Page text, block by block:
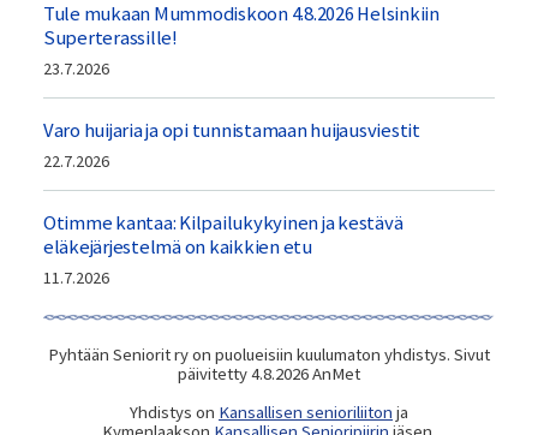
Tule mukaan Mummodiskoon 4.8.2026 Helsinkiin
Superterassille!
23.7.2026
Varo huijaria ja opi tunnistamaan huijausviestit
22.7.2026
Otimme kantaa: Kilpailukykyinen ja kestävä
eläkejärjestelmä on kaikkien etu
11.7.2026
Pyhtään Seniorit ry on puolueisiin kuulumaton yhdistys. Sivut
päivitetty 4.8.2026 AnMet
Yhdistys on Kansallisen senioriliiton ja